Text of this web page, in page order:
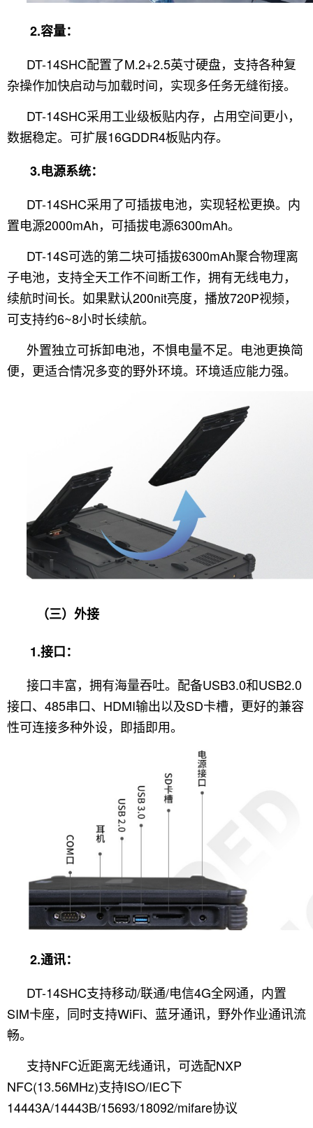
2.容量：
DT-14SHC配置了M.2+2.5英寸硬盘，支持各种复
杂操作加快启动与加载时间，实现多任务无缝衔接。
DT-14SHC采用工业级板贴内存，占用空间更小，
数据稳定。可扩展16GDDR4板贴内存。
3.电源系统：
DT-14SHC采用了可插拔电池，实现轻松更换。内
置电源2000mAh，可插拔电源6300mAh。
DT-14S可选的第二块可插拔6300mAh聚合物理离
子电池，支持全天工作不间断工作，拥有无线电力，
续航时间长。如果默认200nit亮度，播放720P视频，
可支持约6~8小时长续航。
外置独立可拆卸电池，不惧电量不足。电池更换简
便，更适合情况多变的野外环境。环境适应能力强。
（三）外接
1.接口：
接口丰富，拥有海量吞吐。配备USB3.0和USB2.0
接口、485串口、HDMI输出以及SD卡槽，更好的兼容
性可连接多种外设，即插即用。
2.通讯：
DT-14SHC支持移动/联通/电信4G全网通，内置
SIM卡座，同时支持WiFi、蓝牙通讯，野外作业通讯流
畅。
支持NFC近距离无线通讯，可选配NXP
NFC(13.56MHz)支持ISO/IEC下
14443A/14443B/15693/18092/mifare协议